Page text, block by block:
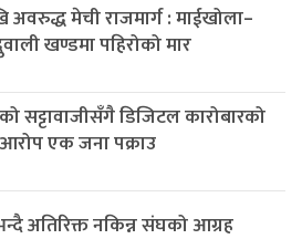
अवरुद्ध मेची राजमार्ग : माईखोला–
खण्डमा पहिरोको मार
सट्टावाजीसँगै डिजिटल कारोबारको
आरोप एक जना पक्राउ
अतिरिक्त नकिन्न संघको आग्रह